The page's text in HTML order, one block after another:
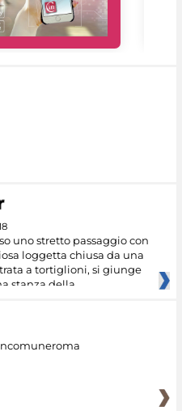
uno stretto passaggio con
loggetta chiusa da una
a tortiglioni, si giunge
stanza della